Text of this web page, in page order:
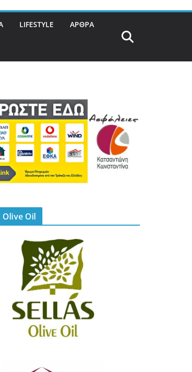
LIFESTYLE ΑΡΘΡΑ
Olive Oil